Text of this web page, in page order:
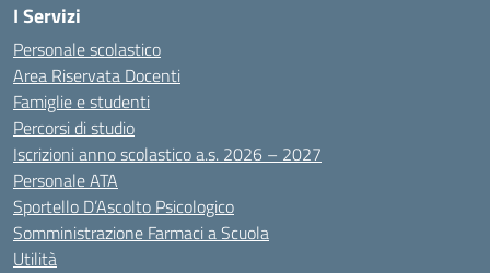
I Servizi
Personale scolastico
Area Riservata Docenti
Famiglie e studenti
Percorsi di studio
Iscrizioni anno scolastico a.s. 2026 – 2027
Personale ATA
Sportello D’Ascolto Psicologico
Somministrazione Farmaci a Scuola
Utilità